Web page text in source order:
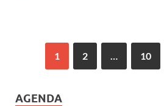
1 2 … 10
AGENDA